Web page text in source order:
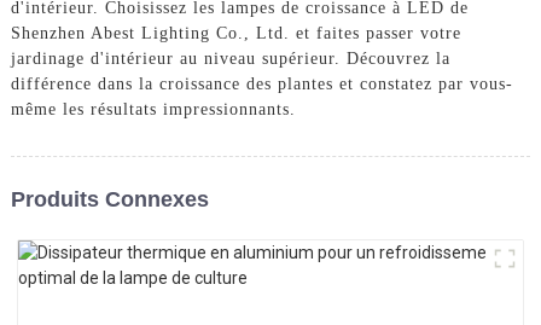
d'intérieur. Choisissez les lampes de croissance à LED de
Shenzhen Abest Lighting Co., Ltd. et faites passer votre
jardinage d'intérieur au niveau supérieur. Découvrez la
différence dans la croissance des plantes et constatez par vous-
même les résultats impressionnants.
Produits Connexes